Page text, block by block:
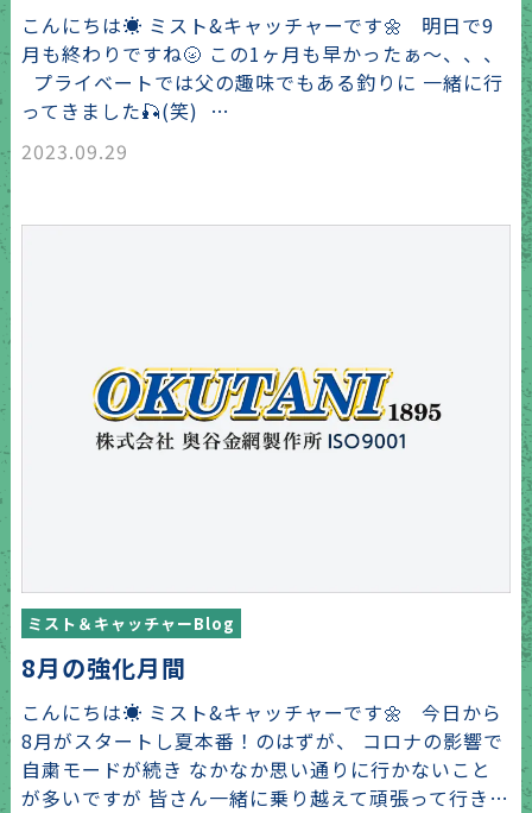
こんにちは☀️ ミスト&キャッチャーです🌼 明日で9
月も終わりですね🌝 この1ヶ月も早かったぁ〜、、、
プライベートでは父の趣味でもある釣りに 一緒に行
ってきました🎣(笑) …
2023.09.29
ミスト＆キャッチャーBlog
8月の強化月間
こんにちは☀️ ミスト&キャッチャーです🌼 今日から
8月がスタートし夏本番！のはずが、 コロナの影響で
自粛モードが続き なかなか思い通りに行かないこと
が多いですが 皆さん一緒に乗り越えて頑張って行き…